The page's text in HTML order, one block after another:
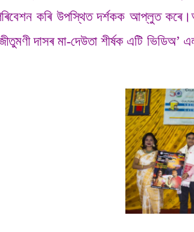
কৰি উপস্থিত দৰ্শকক আপ্লুত
দাসৰ মা-দেউতা শীৰ্ষক এটি